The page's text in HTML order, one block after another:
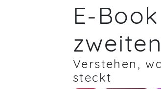
E-
Verstehen,
steckt